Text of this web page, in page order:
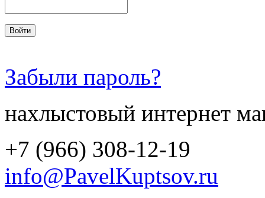
Забыли пароль?
нахлыстовый интернет
+7 (966) 308-12-19
info@PavelKuptsov.ru